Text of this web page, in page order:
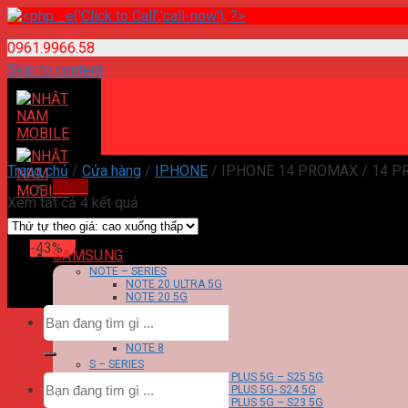
0961.9966.58
Skip to content
SAMSUNG
NOTE – SERIES
NOTE 20 ULTRA 5G
NOTE 20 5G
NOTE 10 5G
NOTE 8
S – SERIES
S25 ULTRA 5G – S25 PLUS 5G – S25 5G
S24 ULTRA 5G – S24 PLUS 5G- S24 5G
S23 ULTRA 5G – S23 PLUS 5G – S23 5G
Trang chủ / Cửa hàng / IPHONE / IPHONE 14 PROMAX / 14
Xem tất cả 4 kết quả
-43%